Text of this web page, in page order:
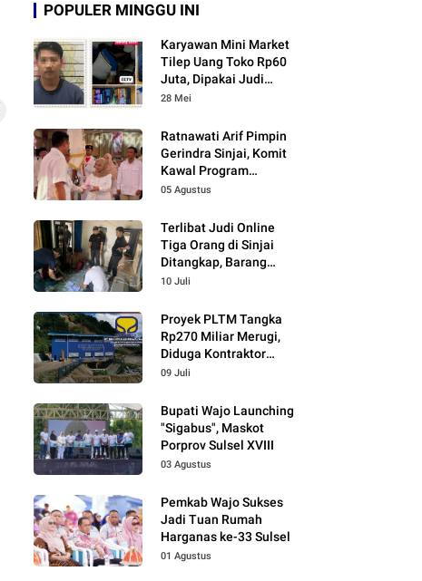
POPULER MINGGU INI
Karyawan Mini Market
Tilep Uang Toko Rp60
Juta, Dipakai Judi
Online
28 Mei
Ratnawati Arif Pimpin
Gerindra Sinjai, Komit
Kawal Program
Prabowo
05 Agustus
Terlibat Judi Online
Tiga Orang di Sinjai
Ditangkap, Barang
Bukti Kupon Putih
10 Juli
Proyek PLTM Tangka
Rp270 Miliar Merugi,
Diduga Kontraktor
Tidak Profesional,
09 Juli
Bupati Wajo Launching
"Sigabus", Maskot
Porprov Sulsel XVIII
03 Agustus
Pemkab Wajo Sukses
Jadi Tuan Rumah
Harganas ke-33 Sulsel
01 Agustus